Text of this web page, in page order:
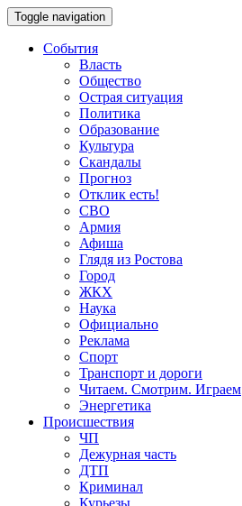
Toggle navigation
События
Власть
Общество
Острая ситуация
Политика
Образование
Культура
Скандалы
Прогноз
Отклик есть!
СВО
Армия
Афиша
Глядя из Ростова
Город
ЖКХ
Наука
Официально
Реклама
Спорт
Транспорт и дороги
Читаем. Смотрим. Играем
Энергетика
Происшествия
ЧП
Дежурная часть
ДТП
Криминал
Курьезы